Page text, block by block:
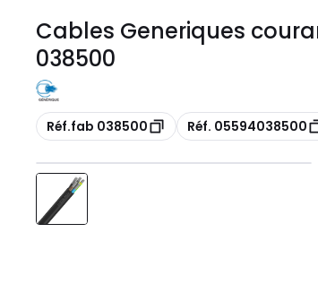
Cables Generiques
038500
Copie
Réf.fab 038500 Copie
Réf. 05594038500